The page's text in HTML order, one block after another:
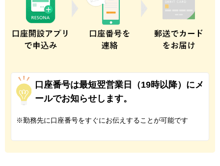
口座番号は最短翌営業日（19時以降）にメ
ールでお知らせします。
※勤務先に口座番号をすぐにお伝えすることが可能です